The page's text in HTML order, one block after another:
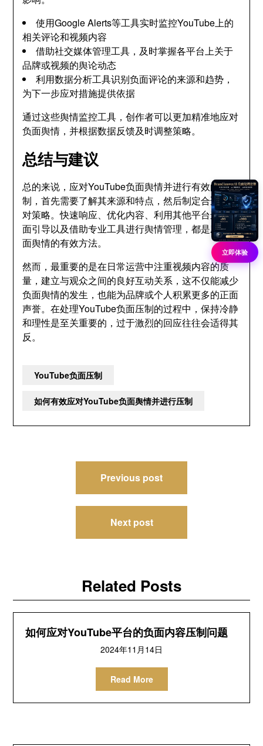
使用Google Alerts等工具实时监控YouTube上的
相关评论和视频内容
借助社交媒体管理工具，及时掌握各平台上关于
品牌或视频的舆论动态
利用数据分析工具识别负面评论的来源和趋势，
为下一步应对措施提供依据
通过这些舆情监控工具，创作者可以更加精准地应对
负面舆情，并根据数据反馈及时调整策略。
总结与建议
总的来说，应对YouTube负面舆情并进行有效的压
制，首先需要了解其来源和特点，然后制定合适的应
对策略。快速响应、优化内容、利用其他平台进行正
面引导以及借助专业工具进行舆情管理，都是应对负
面舆情的有效方法。
然而，最重要的是在日常运营中注重视频内容的质
量，建立与观众之间的良好互动关系，这不仅能减少
负面舆情的发生，也能为品牌或个人积累更多的正面
声誉。在处理YouTube负面压制的过程中，保持冷静
和理性是至关重要的，过于激烈的回应往往会适得其
反。
YouTube负面压制
如何有效应对YouTube负面舆情并进行压制
Previous post
Next post
Related Posts
如何应对YouTube平台的负面内容压制问题
2024年11月14日
Read More
立即体验